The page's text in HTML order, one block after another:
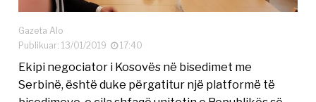
Gazeta Alo
Publikuar: 13/01/2019
17:40
Ekipi negociator i Kosovës në bisedimet me
Serbinë, është duke përgatitur një platformë të